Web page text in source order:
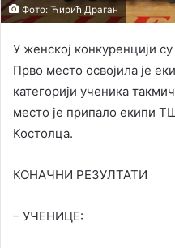
Фотo: Ћирић Драган
У женској конкуренцији
Прво место освојила је
категорији ученика
место је припало екипи
Костолца.
КОНАЧНИ РЕЗУЛТАТИ
– УЧЕНИЦЕ: